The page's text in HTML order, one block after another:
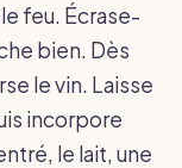
feu. Écrase-
bien. Dès
le vin. Laisse
incorpore
le lait, une